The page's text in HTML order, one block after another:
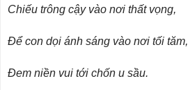
Chiếu trông cậy vào nơi thất vọng,
Để con dọi ánh sáng vào nơi tối tăm,
Đem niền vui tới chốn u sầu.